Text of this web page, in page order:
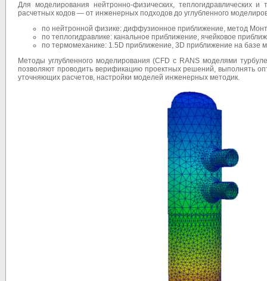
Для моделирования нейтронно-физических,
расчетных кодов — от инженерных подходов до углубленного
по нейтронной физике: диффузионное приближение, метод
по теплогидравлике: канальное приближение, ячейковое
по термомеханике: 1.5D приближение, 3D приближение на базе
Методы углубленного моделирования (CFD с RANS моделями
позволяют проводить верификацию проектных решений, выполнять
уточняющих расчетов, настройки моделей инженерных методик.